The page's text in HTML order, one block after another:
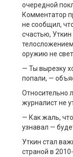
очередной
Комментатор
не сообщил,
счастью,
оружию не
— Ты вырезку
попали, —
Относительно
журналист не
— Как жаль,
узнавал —
Уткин стал
страной в